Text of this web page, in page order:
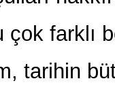
farklı
tarihin